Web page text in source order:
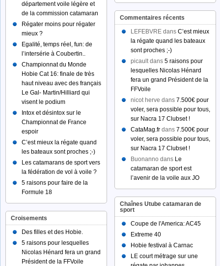
département voile légère et
de la commission catamaran
Régater moins pour régater
mieux ?
Egalité, temps réel, fun: de
l’intersérie à Coubertin..
Championnat du Monde
Hobie Cat 16: finale de très
haut niveau avec des français
Le Gal- Martin/Hilliard qui
visent le podium
Intox et désintox sur le
Championnat de France
espoir
C’est mieux la régate quand
les bateaux sont proches ;-)
Les catamarans de sport vers
la fédération de vol à voile ?
5 raisons pour faire de la
Formule 18
Croisements
Des filles et des Hobie.
5 raisons pour lesquelles
Nicolas Hénard fera un grand
Président de la FFVoile
Commentaires récents
LEFEBVRE dans C’est mieux
la régate quand les bateaux
sont proches ;-)
picault dans 5 raisons pour
lesquelles Nicolas Hénard
fera un grand Président de la
FFVoile
nicot herve dans 7.500€ pour
voler, sera possible pour tous,
sur Nacra 17 Clubset !
CataMag.fr dans 7.500€ pour
voler, sera possible pour tous,
sur Nacra 17 Clubset !
Buonanno dans Le
catamaran de sport est
l’avenir de la voile aux JO
Chaînes Utube catamaran de
sport
Coupe de l'America: AC45
Extreme 40
Hobie festival à Carnac
LE court métrage sur une